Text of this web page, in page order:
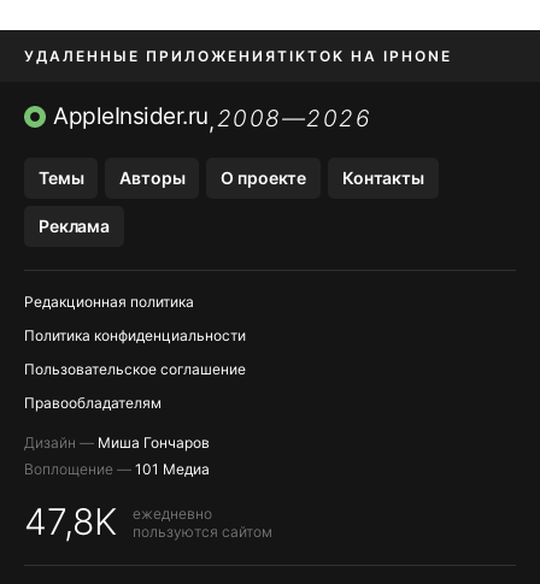
УДАЛЕННЫЕ ПРИЛОЖЕНИЯTIKTOK НА IPHONE
ПРИЛОЖЕНИЯ БЕЗ APP STORE
AppleInsider.ru,2008—2026
Темы Авторы О проекте Контакты
Реклама
Редакционная политика
Политика конфиденциальности
Пользовательское соглашение
Правообладателям
Дизайн — Миша Гончаров
Воплощение — 101 Медиа
47,8K
ежедневно
пользуются сайтом